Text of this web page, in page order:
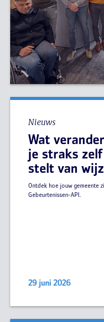
Nieuws
Wat
je straks
stelt van
Ontdek hoe jouw gemeente
Gebeurtenissen-API.
29 juni 2026